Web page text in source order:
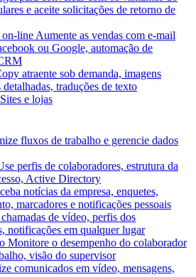
e aceite solicitações de retorno de
on-line Aumente as vendas com e-mail
ou Google, automação de
atraente sob demanda, imagens
traduções de texto
e lojas
fluxos de trabalho e gerencie dados
perfis de colaboradores, estrutura da
Active Directory
notícias da empresa, enquetes,
marcadores e notificações pessoais
de vídeo, perfis dos
notificações em qualquer lugar
Monitore o desempenho do colaborador
visão do supervisor
comunicados em vídeo, mensagens,